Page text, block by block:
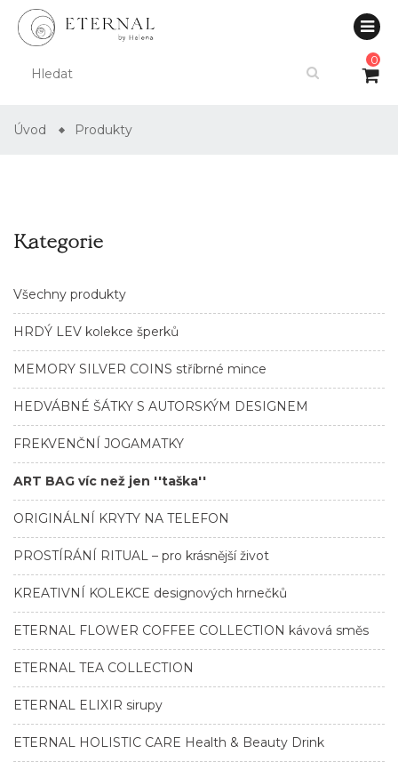
0
Úvod Produkty
Kategorie
Všechny produkty
HRDÝ LEV kolekce šperků
MEMORY SILVER COINS stříbrné mince
HEDVÁBNÉ ŠÁTKY S AUTORSKÝM DESIGNEM
FREKVENČNÍ JOGAMATKY
ART BAG víc než jen ''taška''
ORIGINÁLNÍ KRYTY NA TELEFON
PROSTÍRÁNÍ RITUAL – pro krásnější život
KREATIVNÍ KOLEKCE designových hrnečků
ETERNAL FLOWER COFFEE COLLECTION kávová směs
ETERNAL TEA COLLECTION
ETERNAL ELIXIR sirupy
ETERNAL HOLISTIC CARE Health & Beauty Drink